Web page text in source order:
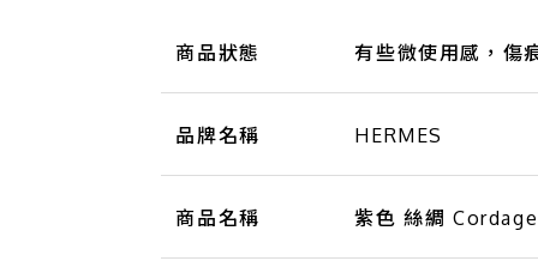
商品狀態 有些微使用感，傷
品牌名稱 HERMES
商品名稱 紫色 絲綢